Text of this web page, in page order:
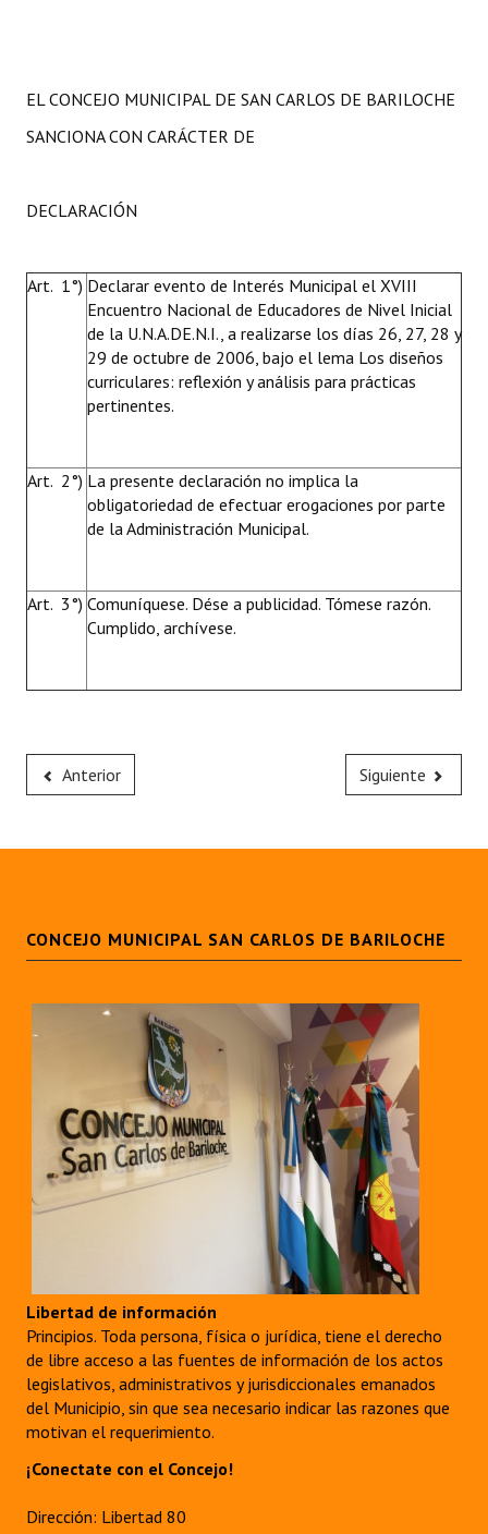
EL CONCEJO MUNICIPAL DE SAN CARLOS DE BARILOCHE
SANCIONA CON CARÁCTER DE
DECLARACIÓN
Art. 1°) Declarar evento de Interés Municipal el XVIII
Encuentro Nacional de Educadores de Nivel Inicial
de la U.N.A.DE.N.I., a realizarse los días 26, 27, 28 y
29 de octubre de 2006, bajo el lema Los diseños
curriculares: reflexión y análisis para prácticas
pertinentes.
Art. 2°) La presente declaración no implica la
obligatoriedad de efectuar erogaciones por parte
de la Administración Municipal.
Art. 3°) Comuníquese. Dése a publicidad. Tómese razón.
Cumplido, archívese.
Anterior Siguiente
CONCEJO MUNICIPAL SAN CARLOS DE BARILOCHE
Libertad de información
Principios. Toda persona, física o jurídica, tiene el derecho
de libre acceso a las fuentes de información de los actos
legislativos, administrativos y jurisdiccionales emanados
del Municipio, sin que sea necesario indicar las razones que
motivan el requerimiento.
¡Conectate con el Concejo!
Dirección: Libertad 80